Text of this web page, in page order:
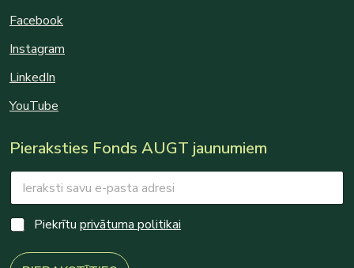
Facebook
Instagram
LinkedIn
YouTube
Pieraksties Fonds AUGT jaunumiem
E
a
i
l
C
e
C
e
Piekrītu privātuma politikai